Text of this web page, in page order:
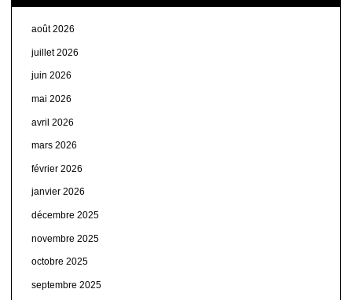
août 2026
juillet 2026
juin 2026
mai 2026
avril 2026
mars 2026
février 2026
janvier 2026
décembre 2025
novembre 2025
octobre 2025
septembre 2025